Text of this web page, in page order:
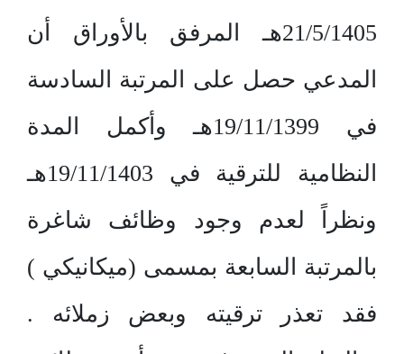
21/5/1405هـ المرفق بالأوراق أن
المدعي حصل على المرتبة السادسة
في 19/11/1399هـ وأكمل المدة
النظامية للترقية في 19/11/1403هـ
ونظراً لعدم وجود وظائف شاغرة
بالمرتبة السابعة بمسمى (ميكانيكي )
فقد تعذر ترقيته وبعض زملائه .